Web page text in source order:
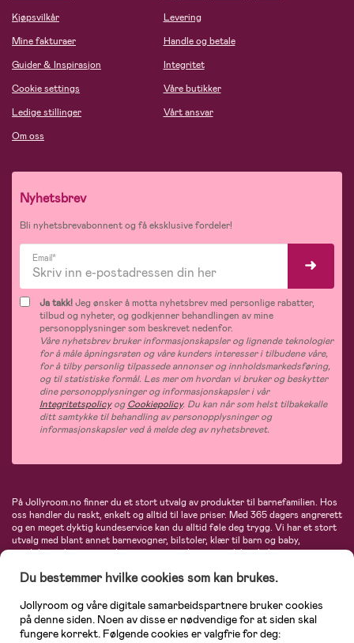
Kjøpsvilkår
Mine fakturaer
Guider & Inspirasjon
Cookie settings
Ledige stillinger
Om oss
Levering
Handle og betale
Integritet
Våre butikker
Vårt ansvar
Nyhetsbrev
Bli nyhetsbrevabonnent og få eksklusive fordeler!
Email*
Ja takk!Jeg ønsker å motta nyhetsbrev med personlige rabatter,
tilbud og nyheter, og godkjenner behandlingen av mine
personopplysninger som beskrevet nedenfor.
Våre nyhetsbrev bruker informasjonskapsler og lignende teknologier
for å måle åpningsraten og våre kunders interesser i tilbudene våre,
for å tilby personlig tilpassede annonser og innholdsmarkedsføring,
og til statistiske formål. Les mer om hvordan vi bruker og beskytter
dine personopplysninger og informasjonskapsler i vår
IntegritetspolicyogCookiepolicy. Du kan når som helst tilbakekalle
ditt samtykke til behandling av personopplysninger og
informasjonskapsler ved å melde deg av nyhetsbrevet.
På Jollyroom.no finner du et stort utvalg av produkter til barnefamilien. Hos
oss handler du raskt, enkelt og alltid til lave priser. Med 365 dagers angrerett
og en meget dyktig kundeservice kan du alltid føle deg trygg. Vi har et stort
utvalg med blant annet barnevogner, bilstoler, klær til barn og baby,
produkter til mor, mengder av inspirerende interiør, leker, babyustyr og mye
Maxi-Cosi, Baby Jogger, BabyBjörn, Didriksons, KidKraft, Ergobaby, Philips
største nettbutikk for barn og baby!
Du bestemmer hvilke cookies som kan brukes.
Jollyroom og våre digitale samarbeidspartnere bruker cookies
på denne siden. Noen av disse er nødvendige for at siden skal
fungere korrekt. Følgende cookies er valgfrie for deg: